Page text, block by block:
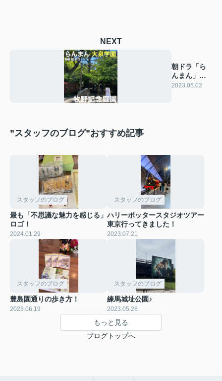
NEXT
朝ドラ「ら
んまん」の
牧野記念庭
2023.05.02
”スタッフのブログ”おすすめ記事
スタッフのブログ
最も「不思議な魅力を感じる」
ロゴ！
2024.01.29
スタッフのブログ
ハリーポッタースタジオツアー
東京行ってきました！
2023.07.21
スタッフのブログ
豊島園通りの歩き方！
2023.06.19
スタッフのブログ
練馬城址公園♪
2023.05.26
もっと見る
ブログトップへ